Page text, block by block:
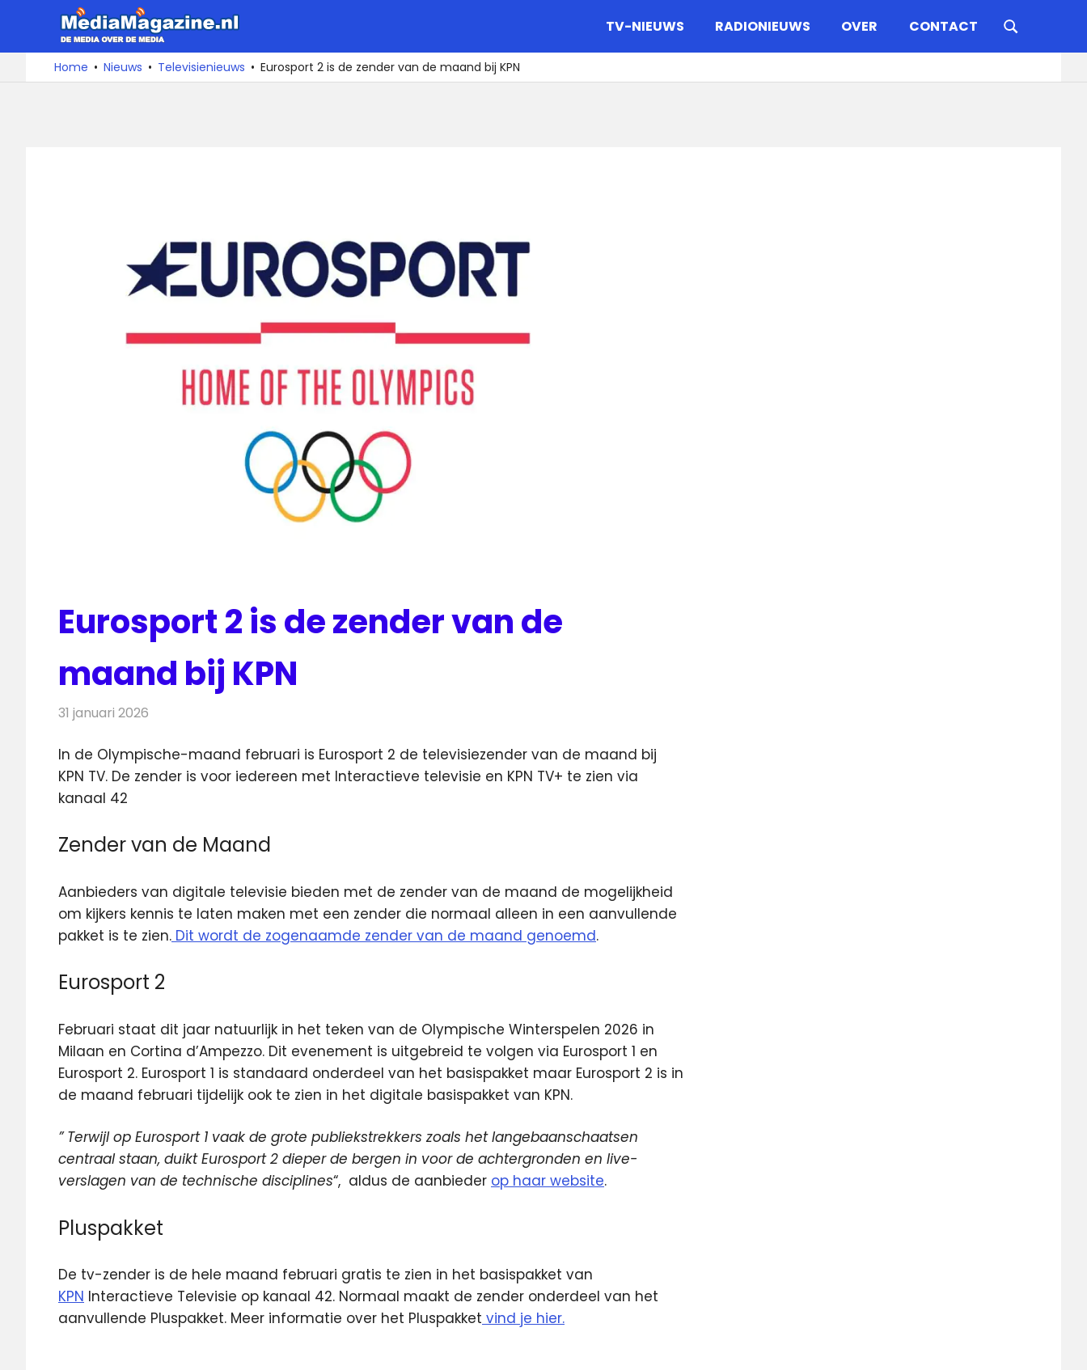
de
De
media
over
TV-NIEUWS RADIONIEUWS OVER CONTACT
Home Nieuws Televisienieuws Eurosport 2 is de zender van de maand bij KPN
Eurosport 2 is de zender van de
maand bij KPN
31 januari 2026
In de Olympische-maand februari is Eurosport 2 de televisiezender van de maand bij
KPN TV. De zender is voor iedereen met Interactieve televisie en KPN TV+ te zien via
kanaal 42
Zender van de Maand
Aanbieders van digitale televisie bieden met de zender van de maand de mogelijkheid
om kijkers kennis te laten maken met een zender die normaal alleen in een aanvullende
pakket is te zien. Dit wordt de zogenaamde zender van de maand genoemd.
Eurosport 2
Februari staat dit jaar natuurlijk in het teken van de Olympische Winterspelen 2026 in
Milaan en Cortina d’Ampezzo. Dit evenement is uitgebreid te volgen via Eurosport 1 en
Eurosport 2. Eurosport 1 is standaard onderdeel van het basispakket maar Eurosport 2 is in
de maand februari tijdelijk ook te zien in het digitale basispakket van KPN.
” Terwijl op Eurosport 1 vaak de grote publiekstrekkers zoals het langebaanschaatsen
centraal staan, duikt Eurosport 2 dieper de bergen in voor de achtergronden en live-
verslagen van de technische disciplines“, aldus de aanbieder op haar website.
Pluspakket
De tv-zender is de hele maand februari gratis te zien in het basispakket van
KPN Interactieve Televisie op kanaal 42. Normaal maakt de zender onderdeel van het
aanvullende Pluspakket. Meer informatie over het Pluspakket vind je hier.